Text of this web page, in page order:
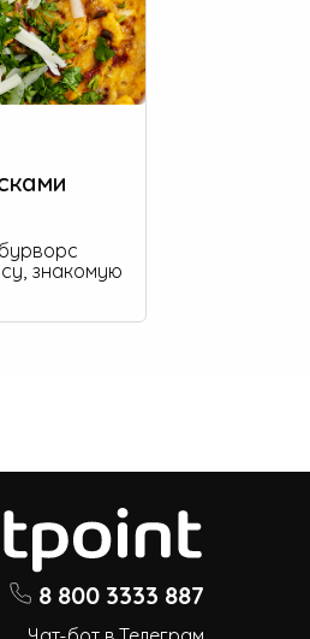
знакомую
8 800 3333 887